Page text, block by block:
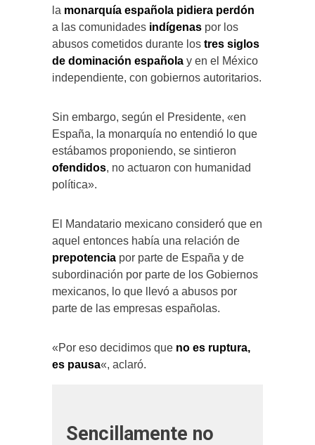
la monarquía española pidiera perdón
a las comunidades indígenas por los
abusos cometidos durante los tres siglos
de dominación española y en el México
independiente, con gobiernos autoritarios.
Sin embargo, según el Presidente, «en
España, la monarquía no entendió lo que
estábamos proponiendo, se sintieron
ofendidos, no actuaron con humanidad
política».
El Mandatario mexicano consideró que en
aquel entonces había una relación de
prepotencia por parte de España y de
subordinación por parte de los Gobiernos
mexicanos, lo que llevó a abusos por
parte de las empresas españolas.
«Por eso decidimos que no es ruptura,
es pausa«, aclaró.
Sencillamente no